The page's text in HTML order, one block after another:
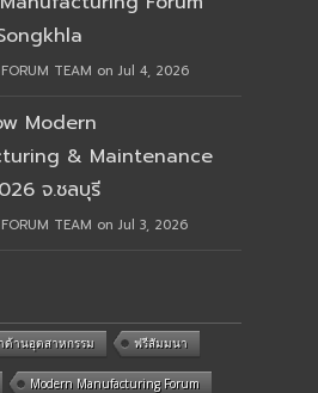
TEAM on Jul 4, 2026
Modern
& Maintenance
จ.ชลบุรี
TEAM on Jul 3, 2026
ด้านอุตสาหกรรม ฟรีสัมมนา
Modern Manufacturing Forum